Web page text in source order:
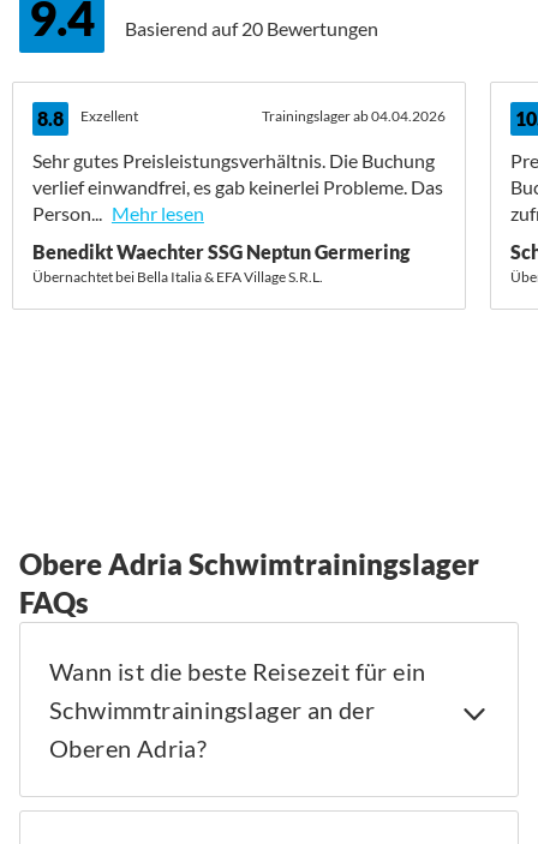
9.4 Basierend auf20 Bewertungen
8.8 Exzellent Trainingslager ab 04.04.2026
Sehr gutes Preisleistungsverhältnis. Die Buchung
verlief einwandfrei, es gab keinerlei Probleme. Das
Person... Mehr lesen
Benedikt Waechter SSG Neptun Germering
Übernachtet bei Bella Italia & EFA Village S.R.L.
Obere Adria Schwimtrainingslager
FAQs
Wann ist die beste Reisezeit für ein
Schwimmtrainingslager an der
Oberen Adria?